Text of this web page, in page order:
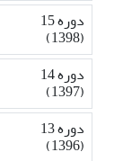
دوره 15
(1398)
دوره 14
(1397)
دوره 13
(1396)